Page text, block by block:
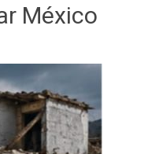
México